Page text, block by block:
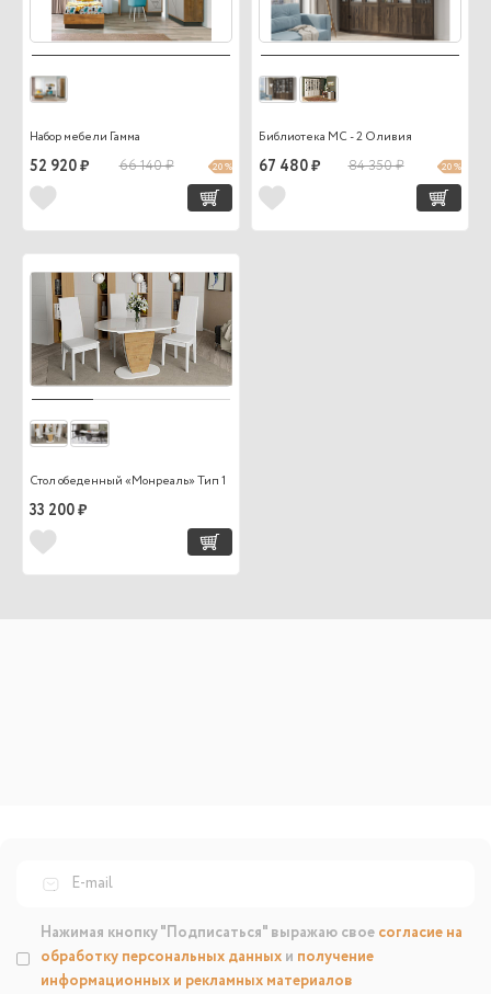
Набор мебели Гамма
52 920 ₽ 66 140 ₽ 20 %
Библиотека МС - 2 Оливия
67 480 ₽ 84 350 ₽ 20 %
Стол обеденный «Монреаль» Тип 1
33 200 ₽
Нажимая кнопку "Подписаться" выражаю свое согласие на
обработку персональных данных и получение
информационных и рекламных материалов